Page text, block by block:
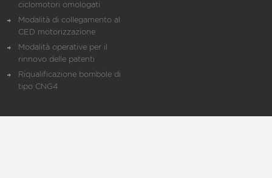
ciclomotori omologati
Modalità di collegamento al
CED motorizzazione
Modalità operative per il
rinnovo delle patenti
Riqualificazione bombole di
tipo CNG4